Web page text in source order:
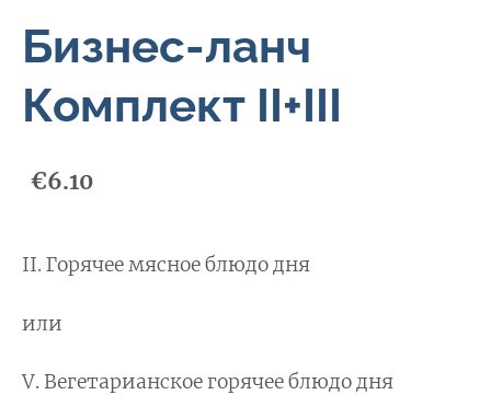
Бизнес-ланч
Комплект II+III
€6.10
II. Горячее мясное блюдо дня
или
V. Вегетарианское горячее блюдо дня